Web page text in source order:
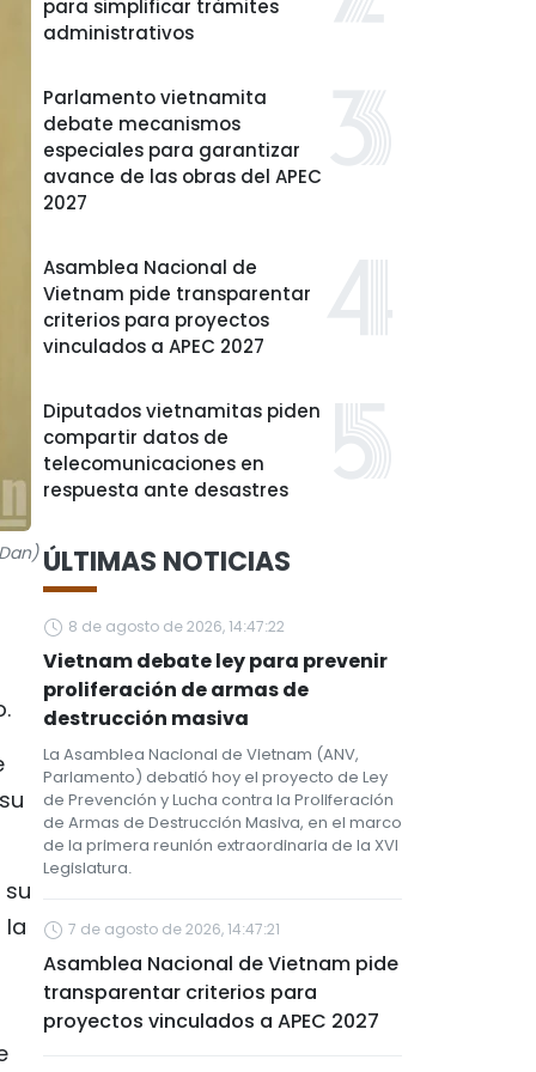
la
para simplificar trámites
administrativos
Parlamento vietnamita
debate mecanismos
especiales para garantizar
avance de las obras del APEC
2027
Asamblea Nacional de
Vietnam pide transparentar
criterios para proyectos
vinculados a APEC 2027
Diputados vietnamitas piden
compartir datos de
telecomunicaciones en
respuesta ante desastres
ÚLTIMAS NOTICIAS
8 de agosto de 2026, 14:47:22
Vietnam debate ley para prevenir
proliferación de armas de
destrucción masiva
La Asamblea Nacional de Vietnam (ANV,
Parlamento) debatió hoy el proyecto de Ley
de Prevención y Lucha contra la Proliferación
de Armas de Destrucción Masiva, en el marco
de la primera reunión extraordinaria de la XVI
Legislatura.
7 de agosto de 2026, 14:47:21
Asamblea Nacional de Vietnam pide
transparentar criterios para
proyectos vinculados a APEC 2027